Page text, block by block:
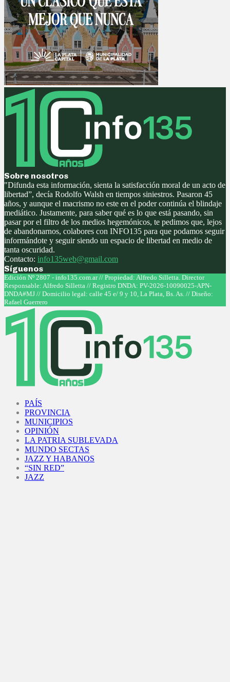
Sobre nosotros
"Difunda esta información, sienta la satisfacción moral de un acto de
libertad”, decía Rodolfo Walsh en tiempos siniestros. Pasaron 45
años, y aunque el macrismo no este en el poder continúa el blindaje
mediático. Justamente, para saber qué es lo que está pasando, sin
pasar por el filtro de los medios hegemónicos, te pedimos que, lejos
de abandonarnos, colabores con INFO135 para que podamos seguir
informándote y seguir siendo un espacio de libertad en medio de
tanta oscuridad.
Contacto: info135web@gmail.com
Síguenos
Facebook
Twitter
Instagram
Youtube
Edición Nº 2807 - info135.com.ar // Propiedad: Alfredo Silletta. Director
Responsable: Alfredo Silletta // Registro DNDA: PV-2026-10090025-APN-
DNDA#MJ // Domicilio legal: calle 45 e/ 9 y 10, La Plata, Bs. As. // Diseño:
Rafael Guerrero
PAÍS
PROVINCIA
MUNICIPIOS
OPINIÓN
LA PATRIA SUBLEVADA
MUNDO SECTAS
JAZZ Y HABANOS
“SIN RED”
JAZZ